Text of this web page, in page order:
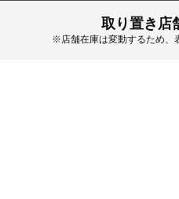
取り置き店
※店舗在庫は変動するため、